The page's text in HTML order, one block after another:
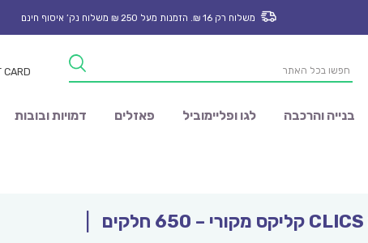
משלוח רק 16 ₪. הזמנות מעל 250 ₪ משלוח נק’ איסוף חינם
Products
search
CARD
בנייה והרכבה לגו ופליימוביל פאזלים דמויות ובובות